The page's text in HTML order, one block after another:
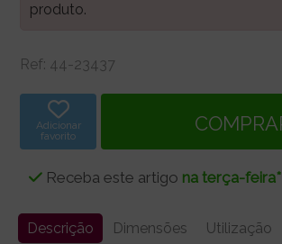
produto.
Ref: 44-23437
Adicionar
favorito
Receba este artigo na terça-feira*
Descrição Dimensões Utilização